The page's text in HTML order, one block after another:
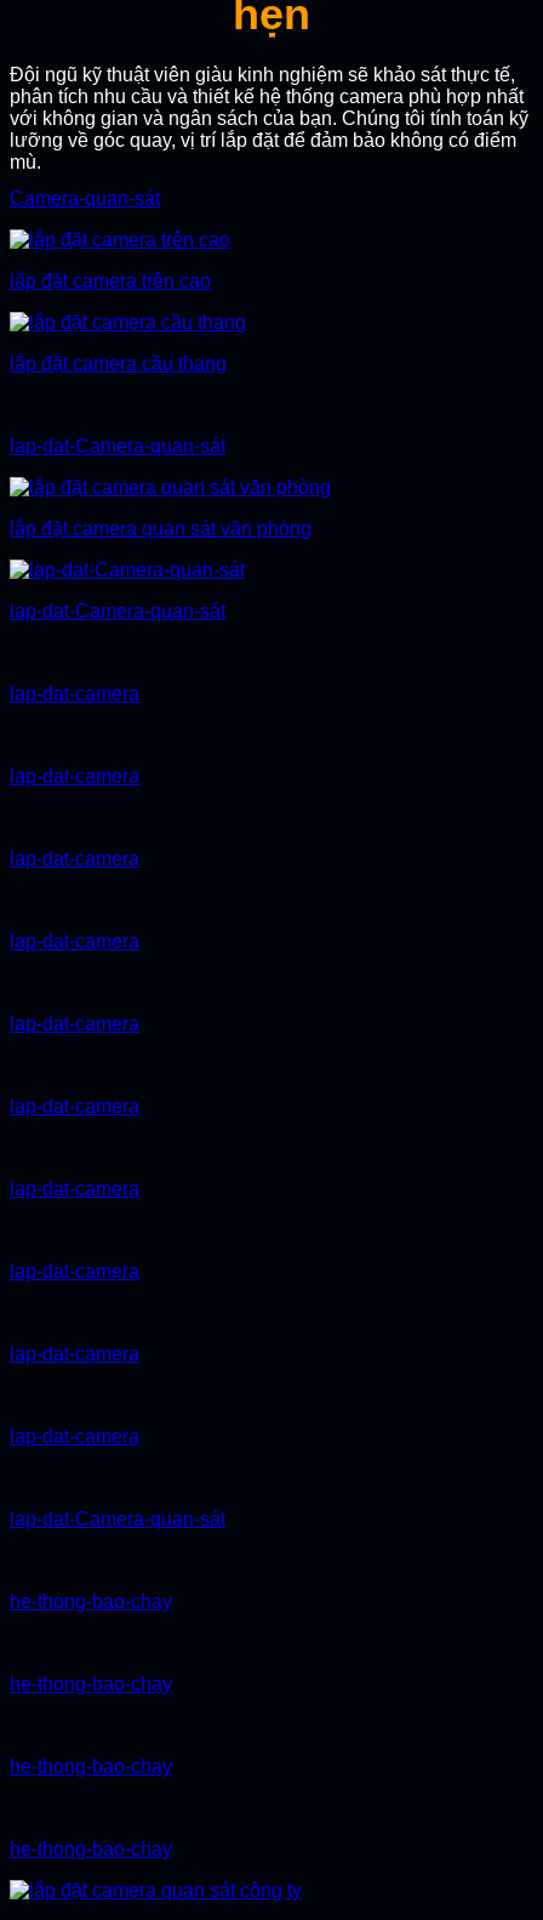
hẹn
Đội ngũ kỹ thuật viên giàu kinh nghiệm sẽ khảo sát thực tế,
phân tích nhu cầu và thiết kế hệ thống camera phù hợp nhất
với không gian và ngân sách của bạn. Chúng tôi tính toán kỹ
lưỡng về góc quay, vị trí lắp đặt để đảm bảo không có điểm
mù.
Camera-quan-sát
lắp đặt camera trên cao
lắp đặt camera cầu thang
lap-dat-Camera-quan-sát
lắp đặt camera quan sát văn phòng
lap-dat-Camera-quan-sát
lap-dat-camera
lap-dat-camera
lap-dat-camera
lap-dat-camera
lap-dat-camera
lap-dat-camera
lap-dat-camera
lap-dat-camera
lap-dat-camera
lap-dat-camera
lap-dat-Camera-quan-sát
he-thong-bao-chay
he-thong-bao-chay
he-thong-bao-chay
he-thong-bao-chay